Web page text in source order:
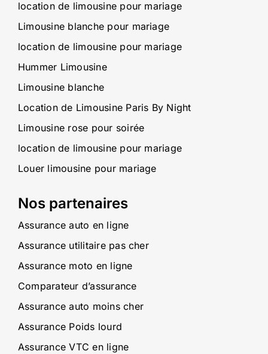
location de limousine pour mariage
Limousine blanche pour mariage
location de limousine pour mariage
Hummer Limousine
Limousine blanche
Location de Limousine Paris By Night
Limousine rose pour soirée
location de limousine pour mariage
Louer limousine pour mariage
Nos partenaires
Assurance auto en ligne
Assurance utilitaire pas cher
Assurance moto en ligne
Comparateur d’assurance
Assurance auto moins cher
Assurance Poids lourd
Assurance VTC en ligne